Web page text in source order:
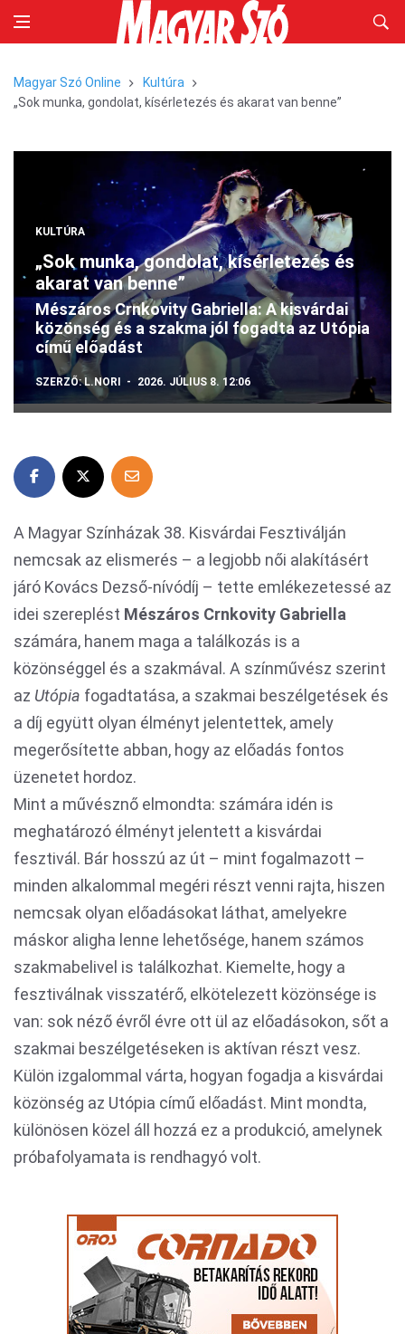
Magyar Szó Online
Kultúra
„Sok munka, gondolat, kísérletezés és akarat van benne”
KULTÚRA
„Sok munka, gondolat, kísérletezés és
akarat van benne”
Mészáros Crnkovity Gabriella: A kisvárdai
közönség és a szakma jól fogadta az Utópia
című előadást
SZERZŐ:L.NORI 2026. JÚLIUS 8. 12:06
A Magyar Színházak 38. Kisvárdai Fesztiválján
nemcsak az elismerés – a legjobb női alakításért
járó Kovács Dezső-nívódíj – tette emlékezetessé az
idei szereplést Mészáros Crnkovity Gabriella
számára, hanem maga a találkozás is a
közönséggel és a szakmával. A színművész szerint
az Utópia fogadtatása, a szakmai beszélgetések és
a díj együtt olyan élményt jelentettek, amely
megerősítette abban, hogy az előadás fontos
üzenetet hordoz.
Mint a művésznő elmondta: számára idén is
meghatározó élményt jelentett a kisvárdai
fesztivál. Bár hosszú az út – mint fogalmazott –
minden alkalommal megéri részt venni rajta, hiszen
nemcsak olyan előadásokat láthat, amelyekre
máskor aligha lenne lehetősége, hanem számos
szakmabelivel is találkozhat. Kiemelte, hogy a
fesztiválnak visszatérő, elkötelezett közönsége is
van: sok néző évről évre ott ül az előadásokon, sőt a
szakmai beszélgetéseken is aktívan részt vesz.
Külön izgalommal várta, hogyan fogadja a kisvárdai
közönség az Utópia című előadást. Mint mondta,
különösen közel áll hozzá ez a produkció, amelynek
próbafolyamata is rendhagyó volt.